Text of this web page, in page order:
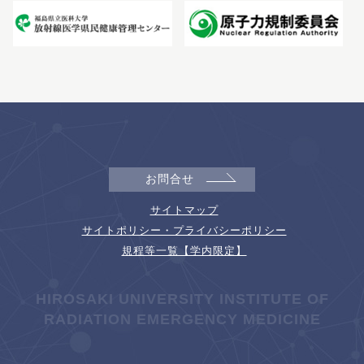
お問合せ
サイトマップ
サイトポリシー・プライバシーポリシー
規程等一覧【学内限定】
HIROSAKI UNIVERSITY INSTITUTE OF
RADIATION EMERGENCY MEDICINE